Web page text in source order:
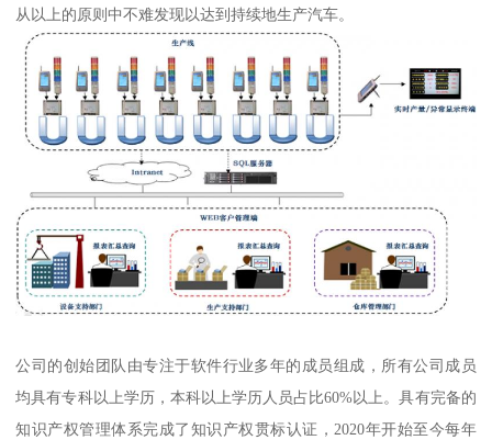
从以上的原则中不难发现以达到持续地生产汽车。
公司的创始团队由专注于软件行业多年的成员组成，所有公司成员
均具有专科以上学历，本科以上学历人员占比60%以上。具有完备的
知识产权管理体系完成了知识产权贯标认证，2020年开始至今每年